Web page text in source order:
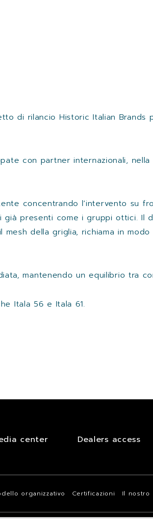
di rilancio Historic Italian Brands
con partner internazionali,
concentrando l’intervento su
presenti come i gruppi ottici. Il
della griglia, richiama in
mantenendo un equilibrio tra
Itala 56 e Itala 61.
center Dealers access
organizzativo Certificazioni Il nostro